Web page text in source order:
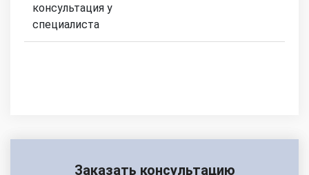
Заказать консультацию
консультация у
специалиста